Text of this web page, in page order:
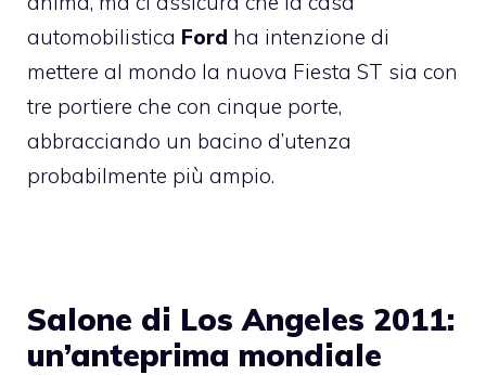
automobilistica Ford ha intenzione di
mettere al mondo la nuova Fiesta ST sia con
tre portiere che con cinque porte,
abbracciando un bacino d’utenza
probabilmente più ampio.
Salone di Los Angeles 2011:
un’anteprima mondiale